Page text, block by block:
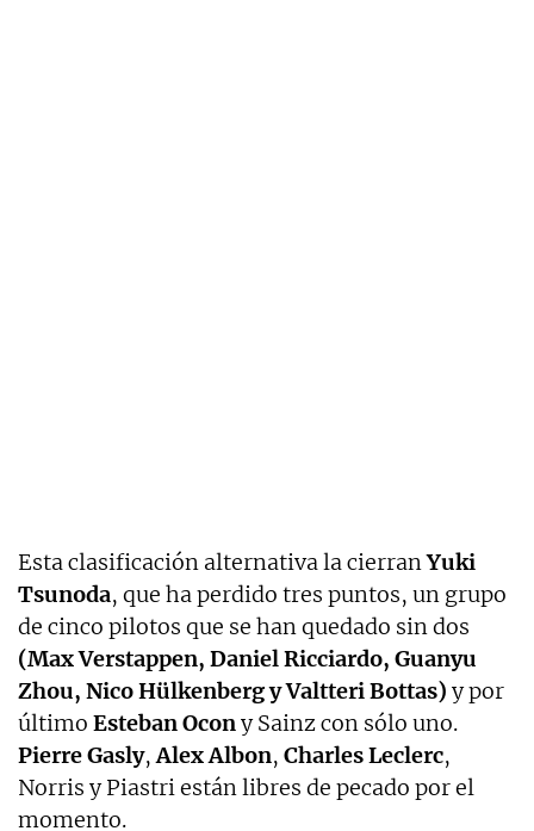
Esta clasificación alternativa la cierranYuki
Tsunoda, que ha perdido tres puntos, un grupo
de cinco pilotos que se han quedado sin dos
(Max Verstappen, Daniel Ricciardo, Guanyu
Zhou, Nico Hülkenberg y Valtteri Bottas) y por
último Esteban Ocony Sainz con sólo uno.
Pierre Gasly,Alex Albon, Charles Leclerc,
Norris y Piastri están libres de pecado por el
momento.